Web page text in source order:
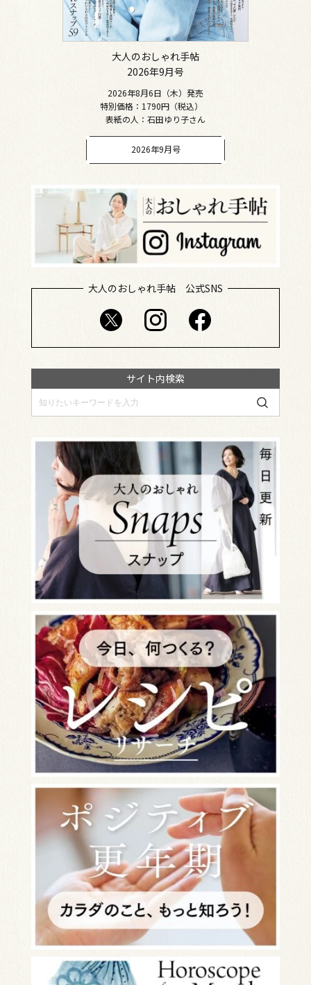
大人のおしゃれ手帖
2026年9月号
2026年8月6日（木）発売
特別価格：1790円（税込）
表紙の人：石田ゆり子さん
2026年9月号
大人のおしゃれ手帖 公式SNS
サイト内検索